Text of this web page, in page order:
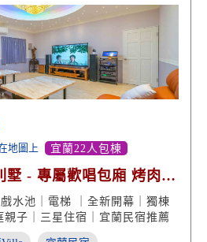
地圖上 宜蘭22人包棟
墅 - 專屬歡唱包廂 烤肉戲
水池｜電梯 ｜全新開幕｜獨棟
子｜三星住宿｜宜蘭民宿推薦